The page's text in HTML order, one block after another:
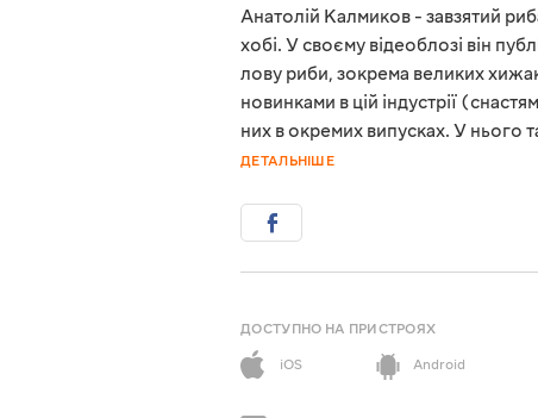
Анатолій Калмиков - завзятий
хобі. У своєму відеоблозі він
лову риби, зокрема великих
новинками в цій індустрії
них в окремих випусках. У нього
ДЕТАЛЬНІШЕ
ДОСТУПНО НА ПРИСТРОЯХ
iOS
Android